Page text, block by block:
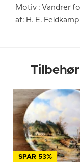
Motiv : Vandrer
af: H. E. Feldkamp
SPAR 53%